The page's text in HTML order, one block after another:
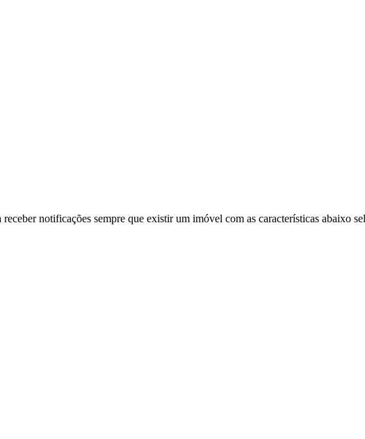
notificações sempre que existir um imóvel com as características abaixo